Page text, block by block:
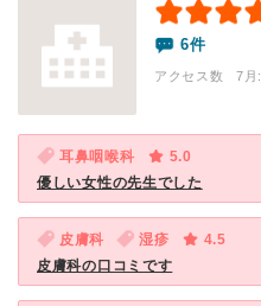
6件
アクセス数 7月:
耳鼻咽喉科
5.0
優しい女性の先生でした
皮膚科 湿疹
4.5
皮膚科の口コミです